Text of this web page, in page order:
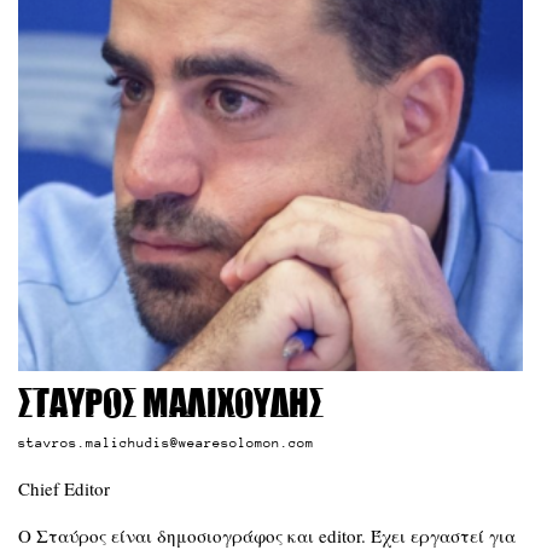
Σταύρος Μαλιχούδης
stavros.malichudis@wearesolomon.com
Chief Editor
Ο Σταύρος είναι δημοσιογράφος και editor. Έχει εργαστεί για